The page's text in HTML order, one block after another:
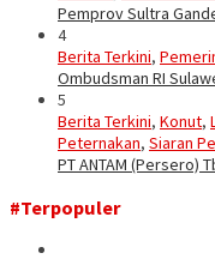
Pemprov Sultra
4
Berita Terkini,
Ombudsman RI
5
Berita Terkini, Konut,
Peternakan, Siaran
PT ANTAM (Persero)
#Terpopuler